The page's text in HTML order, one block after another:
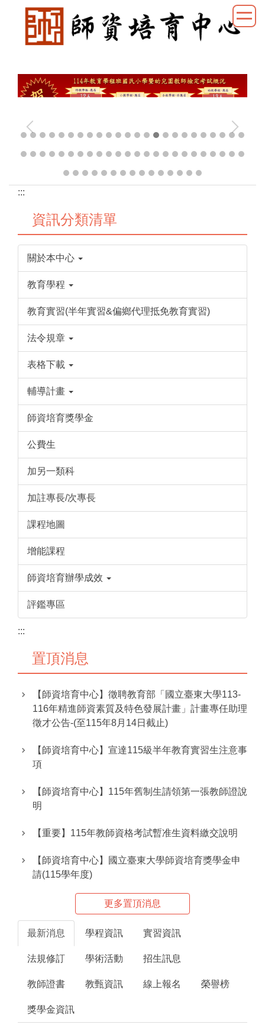
:::
資訊分類清單
關於本中心
教育學程
教育實習(半年實習&偏鄉代理抵免教育實習)
法令規章
表格下載
輔導計畫
師資培育獎學金
公費生
加另一類科
加註專長/次專長
課程地圖
增能課程
師資培育辦學成效
評鑑專區
:::
置頂消息
【師資培育中心】徵聘教育部「國立臺東大學113-
116年精進師資素質及特色發展計畫」計畫專任助理
徵才公告-(至115年8月14日截止)
【師資培育中心】宣達115級半年教育實習生注意事
項
【師資培育中心】115年舊制生請領第一張教師證說
明
【重要】115年教師資格考試暫准生資料繳交說明
【師資培育中心】國立臺東大學師資培育獎學金申
請(115學年度)
更多置頂消息
最新消息 學程資訊 實習資訊
法規修訂 學術活動 招生訊息
教師證書 教甄資訊 線上報名 榮譽榜
獎學金資訊